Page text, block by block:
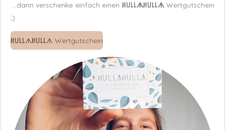
....dann verschenke einfach einen ꎧ꒤꒒꒒ᗑꎧ꒤꒒꒒ᗑ Wertgutschein
;)
ꎧ꒤꒒꒒ᗑꎧ꒤꒒꒒ᗑ Wertgutschein